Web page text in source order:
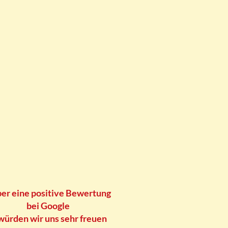
eine positive Bewertung
Google
wir uns sehr freuen